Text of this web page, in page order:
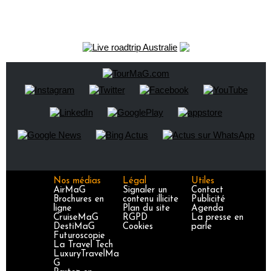
Nos médias
AirMaG
Brochures en
ligne
CruiseMaG
DestiMaG
Futuroscopie
La Travel Tech
LuxuryTravelMa
G
Légal
Signaler un
contenu illicite
Plan du site
RGPD
Cookies
Utiles
Contact
Publicité
Agenda
La presse en
parle